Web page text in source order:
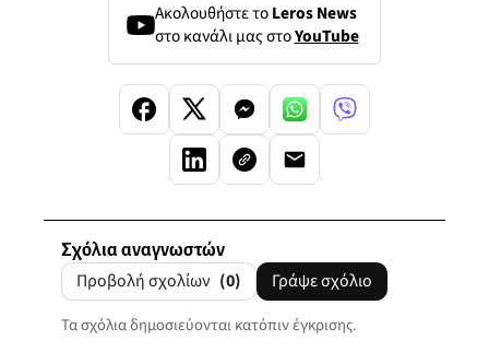
Ακολουθήστε τοLeros News
στο κανάλι μας στοYouTube
Σχόλια αναγνωστών
Προβολή σχολίων (0) Γράψε σχόλιο
Τα σχόλια δημοσιεύονται κατόπιν έγκρισης.